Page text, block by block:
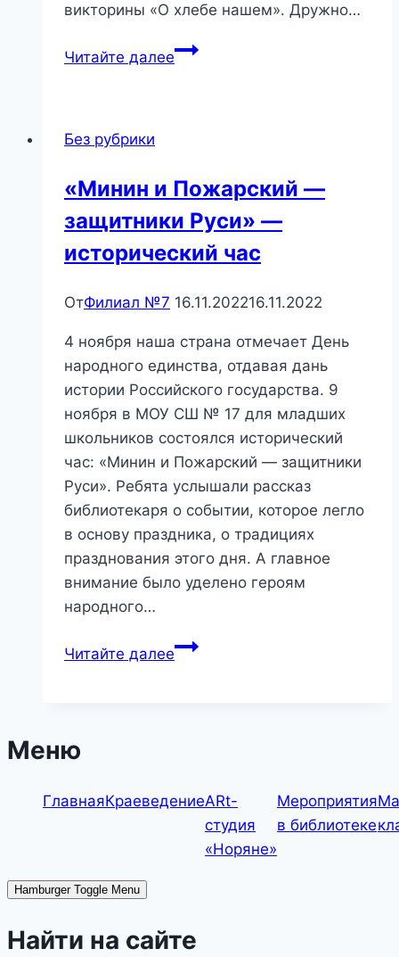
викторины «О хлебе нашем». Дружно…
Читайте далее«Хлеб
час.
Без рубрики
«Минин и Пожарский —
защитники Руси» —
исторический час
ОтФилиал №7 16.11.202216.11.2022
4 ноября наша страна отмечает День
народного единства, отдавая дань
истории Российского государства. 9
ноября в МОУ СШ № 17 для младших
школьников состоялся исторический
час: «Минин и Пожарский — защитники
Руси». Ребята услышали рассказ
библиотекаря о событии, которое легло
в основу праздника, о традициях
празднования этого дня. А главное
внимание было уделено героям
народного…
Читайте далее«Минин
исторический
Меню
ГлавнаяКраеведениеARt-
студия
«Норяне»
Мероприятия
в библиотеке
Hamburger Toggle Menu
Найти на сайте